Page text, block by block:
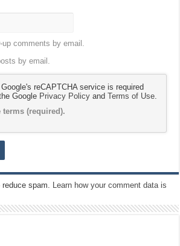
comments by email.
by email.
reCAPTCHA service is required
Google Privacy Policy andTerms of Use
terms (required).
spam.
Learn how your comment data is